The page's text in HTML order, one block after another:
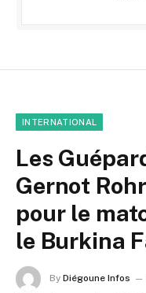
INTERNATIONAL
Les
Gernot
pour le
le Burkina
By Diégoune Infos